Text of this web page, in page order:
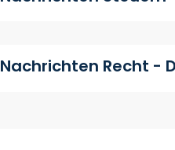
Nachrichten Recht -